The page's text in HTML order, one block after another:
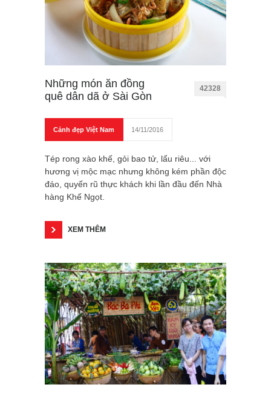
Những món ăn đồng
quê dân dã ở Sài Gòn
42328
Cảnh đẹp Việt Nam 14/11/2016
Tép rong xào khế, gỏi bao tử, lẩu riêu... với
hương vị mộc mạc nhưng không kém phần độc
đáo, quyến rũ thực khách khi lần đầu đến Nhà
hàng Khế Ngọt.
XEM THÊM